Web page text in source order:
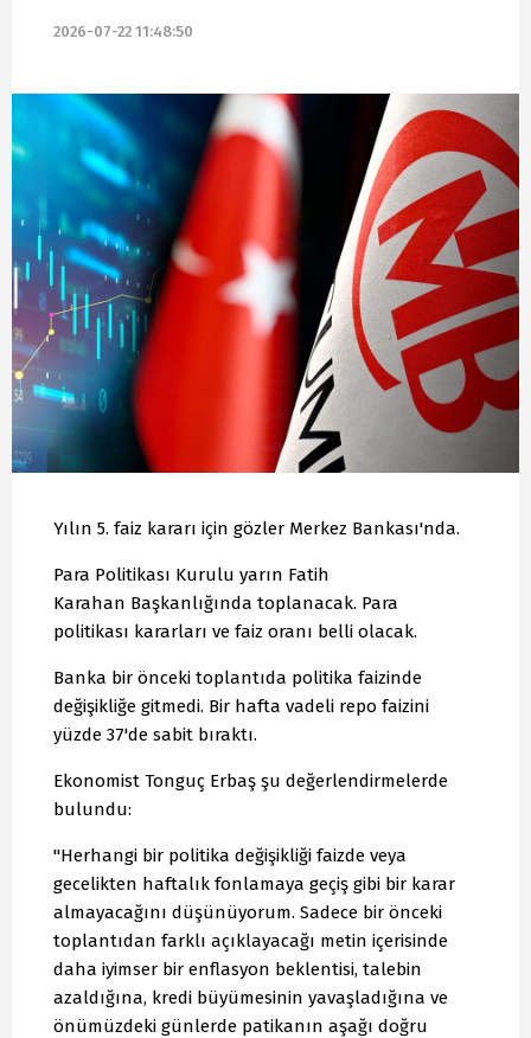
2026-07-22 11:48:50
Yılın 5. faiz kararı için gözler Merkez Bankası'nda.
Para Politikası Kurulu yarın Fatih
Karahan Başkanlığında toplanacak. Para
politikası kararları ve faiz oranı belli olacak.
Banka bir önceki toplantıda politika faizinde
değişikliğe gitmedi. Bir hafta vadeli repo faizini
yüzde 37'de sabit bıraktı.
Ekonomist Tonguç Erbaş şu değerlendirmelerde
bulundu:
"Herhangi bir politika değişikliği faizde veya
gecelikten haftalık fonlamaya geçiş gibi bir karar
almayacağını düşünüyorum. Sadece bir önceki
toplantıdan farklı açıklayacağı metin içerisinde
daha iyimser bir enflasyon beklentisi, talebin
azaldığına, kredi büyümesinin yavaşladığına ve
önümüzdeki günlerde patikanın aşağı doğru